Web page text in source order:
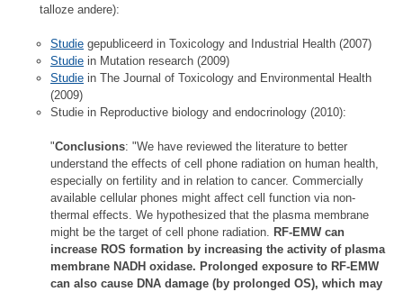
talloze andere):
Studie gepubliceerd in Toxicology and Industrial Health (2007)
Studie in Mutation research (2009)
Studie in The Journal of Toxicology and Environmental Health
(2009)
Studie in Reproductive biology and endocrinology (2010):
"Conclusions: "We have reviewed the literature to better
understand the effects of cell phone radiation on human health,
especially on fertility and in relation to cancer. Commercially
available cellular phones might affect cell function via non-
thermal effects. We hypothesized that the plasma membrane
might be the target of cell phone radiation. RF-EMW can
increase ROS formation by increasing the activity of plasma
membrane NADH oxidase. Prolonged exposure to RF-EMW
can also cause DNA damage (by prolonged OS), which may